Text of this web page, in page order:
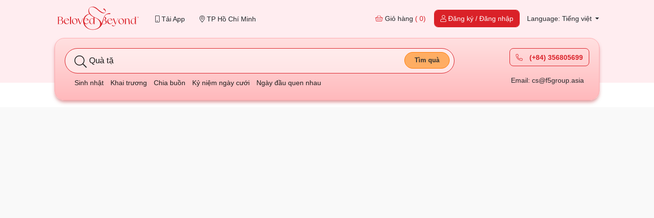
Tải App TP Hồ Chí Minh Giỏ hàng ( 0) Đăng ký / Đăng nhập Language: Tiếng việt
Quà tặng sinh Tìm quà
Sinh nhật Khai trương Chia buồn Kỷ niệm ngày cưới Ngày đầu quen nhau
(+84) 356805699
Email: cs@f5group.asia